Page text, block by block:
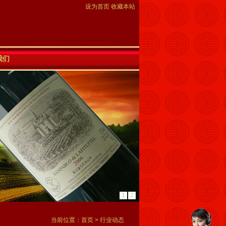
设为首页 收藏本站
们
1 2
当前位置： 首页 > 行业动态